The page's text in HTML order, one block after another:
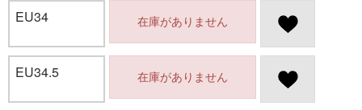
EU34 在庫がありません
EU34.5 在庫がありません